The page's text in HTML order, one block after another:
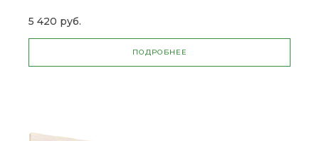
5 420 руб.
ПОДРОБНЕЕ